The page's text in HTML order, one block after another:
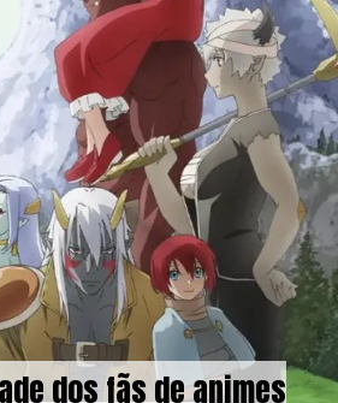
dos fãs de animes
dos fãs de animes